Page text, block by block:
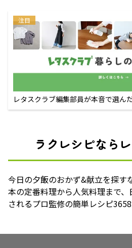
注目
レタスクラブ編集部員が本音で選ん
ラクレシピなら
今日の夕飯のおかず&献立を探す
本の定番料理から人気料理まで
されるプロ監修の簡単レシピ